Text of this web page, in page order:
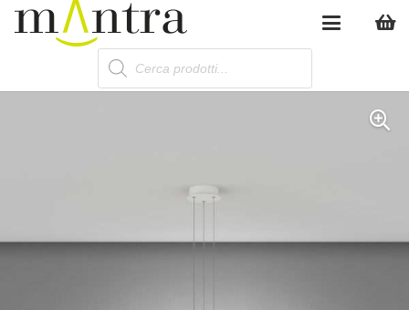
Products
search